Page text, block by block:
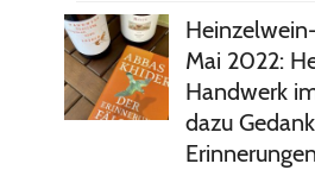
Mai 2022:
Handwerk
dazu